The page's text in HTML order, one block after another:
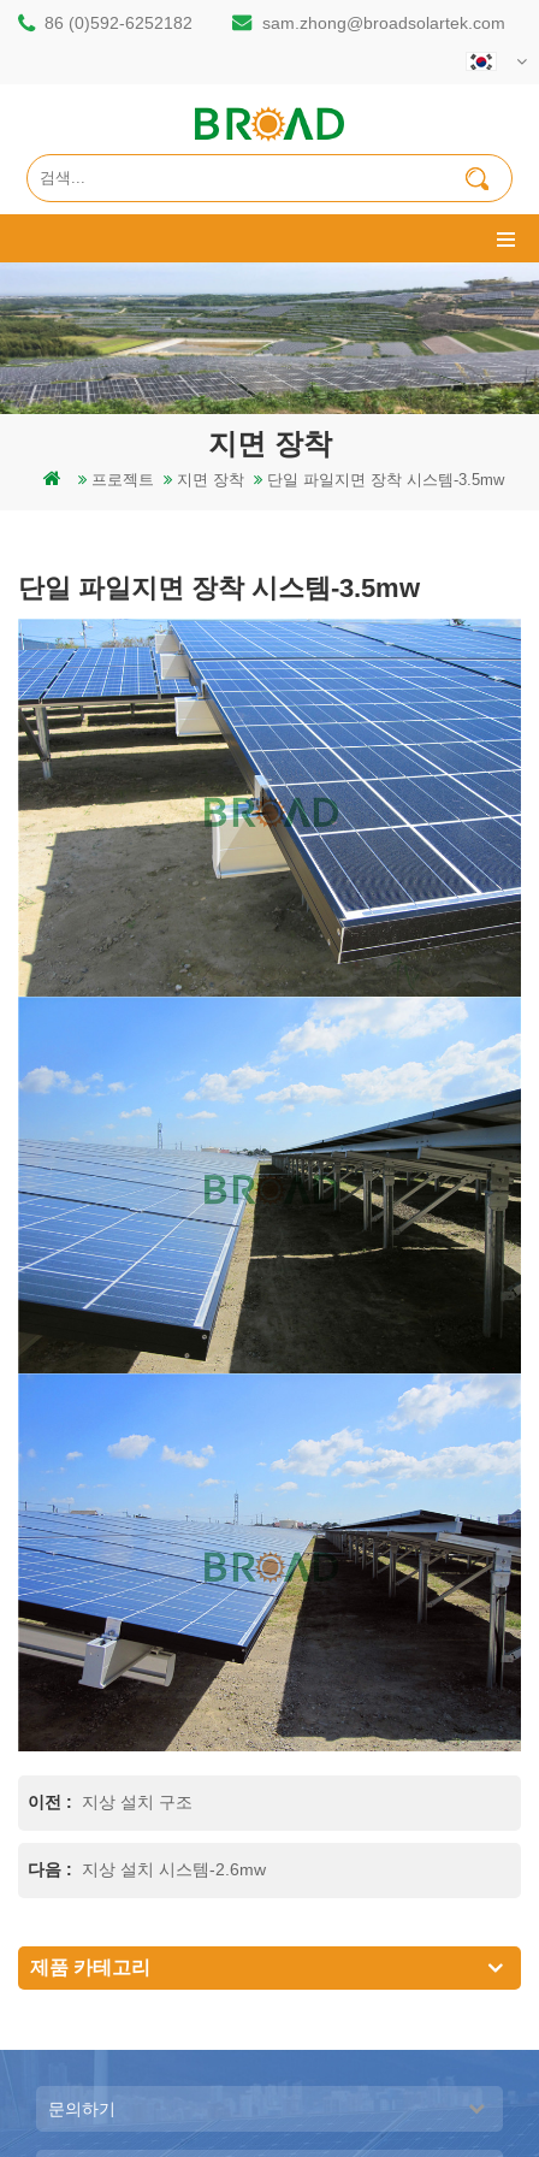
86 (0)592-6252182 sam.zhong@broadsolartek.com
지면 장착
프로젝트 지면 장착 단일 파일지면 장착 시스템-3.5mw
단일 파일지면 장착 시스템-3.5mw
이전 : 지상 설치 구조
다음 : 지상 설치 시스템-2.6mw
제품 카테고리
문의하기